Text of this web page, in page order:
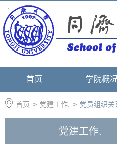
首页 学院概
首页 > 党建工作. > 党员组织关
党建工作.